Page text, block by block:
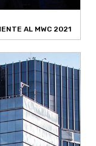
AL MWC 2021